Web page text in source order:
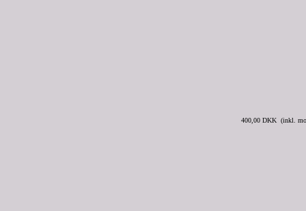
400,00 DKK (inkl.